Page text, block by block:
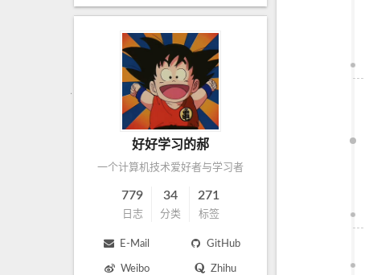
好好学习的郝
一个计算机技术爱好者与学习者
779
日志
34
分类
271
标签
E-Mail GitHub
Weibo Zhihu